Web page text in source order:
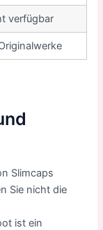
verfügbar
Slimcaps
Sie nicht die
ist ein